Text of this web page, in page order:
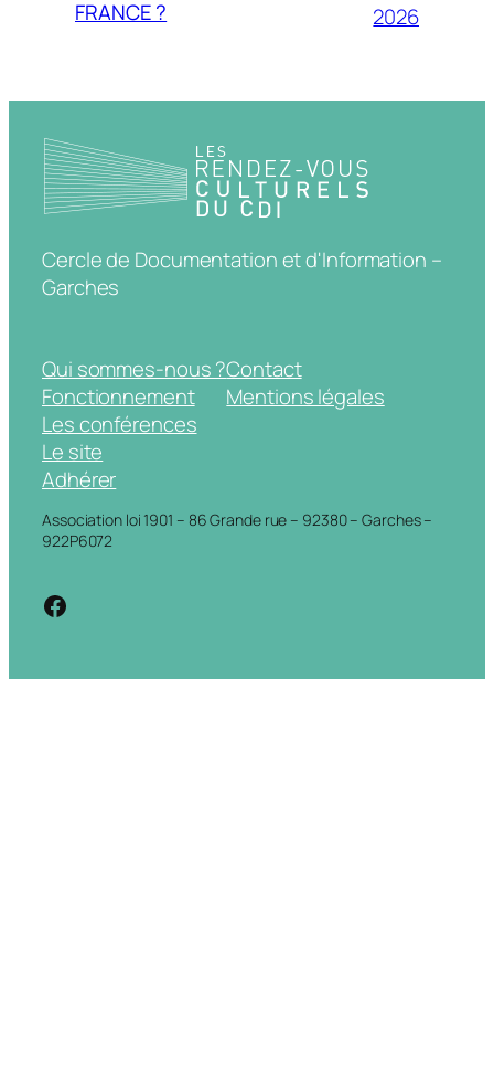
FRANCE ?
2026
Cercle de Documentation et d'Information –
Garches
Qui sommes-nous ?
Fonctionnement
Les conférences
Le site
Adhérer
Contact
Mentions légales
Association loi 1901 – 86 Grande rue – 92380 – Garches –
922P6072
https://www.facebook.com/